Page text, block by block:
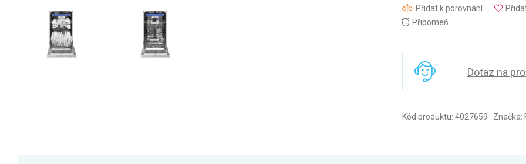
Sport, outdoor
Všechny kategorie
Přidat k porovnání
Připomeň
Dotaz na
Kód produktu: 4027659 Značka: